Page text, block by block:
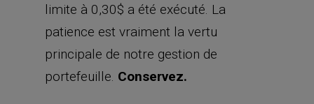
limite à 0,30$ a été exécuté. La
patience est vraiment la vertu
principale de notre gestion de
portefeuille. Conservez.